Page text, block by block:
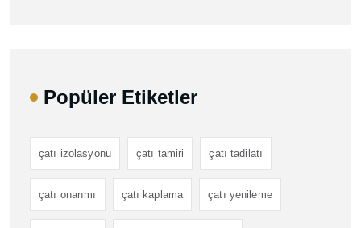
Popüler Etiketler
çatı izolasyonu çatı tamiri çatı tadilatı
çatı onarımı çatı kaplama çatı yenileme